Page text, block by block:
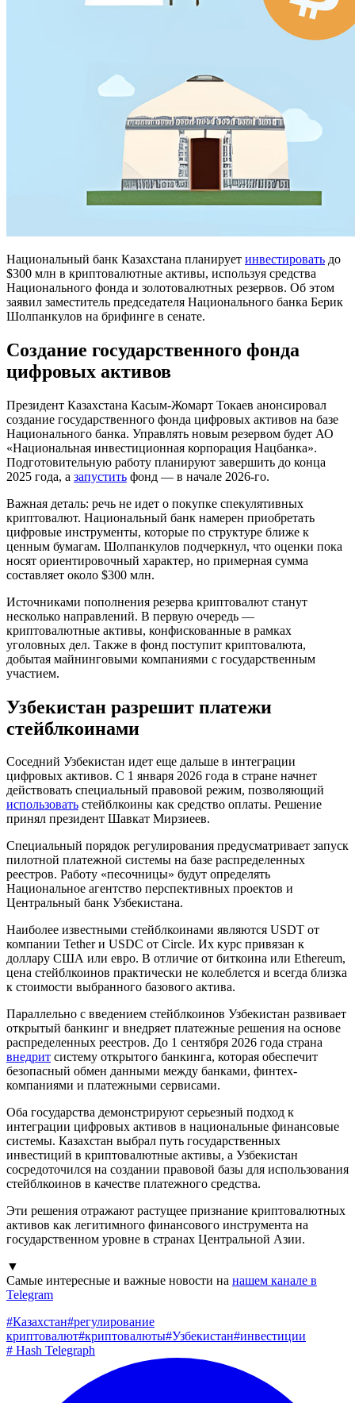
Национальный банк Казахстана планирует инвестировать до
$300 млн в криптовалютные активы, используя средства
Национального фонда и золотовалютных резервов. Об этом
заявил заместитель председателя Национального банка Берик
Шолпанкулов на брифинге в сенате.
Создание государственного фонда
цифровых активов
Президент Казахстана Касым-Жомарт Токаев анонсировал
создание государственного фонда цифровых активов на базе
Национального банка. Управлять новым резервом будет АО
«Национальная инвестиционная корпорация Нацбанка».
Подготовительную работу планируют завершить до конца
2025 года, а запустить фонд — в начале 2026-го.
Важная деталь: речь не идет о покупке спекулятивных
криптовалют. Национальный банк намерен приобретать
цифровые инструменты, которые по структуре ближе к
ценным бумагам. Шолпанкулов подчеркнул, что оценки пока
носят ориентировочный характер, но примерная сумма
составляет около $300 млн.
Источниками пополнения резерва криптовалют станут
несколько направлений. В первую очередь —
криптовалютные активы, конфискованные в рамках
уголовных дел. Также в фонд поступит криптовалюта,
добытая майнинговыми компаниями с государственным
участием.
Узбекистан разрешит платежи
стейблкоинами
Соседний Узбекистан идет еще дальше в интеграции
цифровых активов. С 1 января 2026 года в стране начнет
действовать специальный правовой режим, позволяющий
использовать стейблкоины как средство оплаты. Решение
принял президент Шавкат Мирзиеев.
Специальный порядок регулирования предусматривает запуск
пилотной платежной системы на базе распределенных
реестров. Работу «песочницы» будут определять
Национальное агентство перспективных проектов и
Центральный банк Узбекистана.
Наиболее известными стейблкоинами являются USDT от
компании Tether и USDC от Circle. Их курс привязан к
доллару США или евро. В отличие от биткоина или Ethereum,
цена стейблкоинов практически не колеблется и всегда близка
к стоимости выбранного базового актива.
Параллельно с введением стейблкоинов Узбекистан развивает
открытый банкинг и внедряет платежные решения на основе
распределенных реестров. До 1 сентября 2026 года страна
внедрит систему открытого банкинга, которая обеспечит
безопасный обмен данными между банками, финтех-
компаниями и платежными сервисами.
Оба государства демонстрируют серьезный подход к
интеграции цифровых активов в национальные финансовые
системы. Казахстан выбрал путь государственных
инвестиций в криптовалютные активы, а Узбекистан
сосредоточился на создании правовой базы для использования
стейблкоинов в качестве платежного средства.
Эти решения отражают растущее признание криптовалютных
активов как легитимного финансового инструмента на
государственном уровне в странах Центральной Азии.
▼
Самые интересные и важные новости на нашем канале в
Telegram
#Казахстан#регулирование
криптовалют#криптовалюты#Узбекистан#инвестиции
# Hash Telegraph